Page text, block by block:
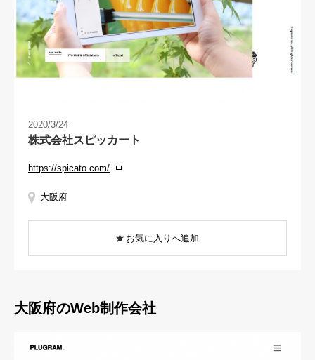
2020/3/24
株式会社スピッカート
https://spicato.com/
大阪府
お気に入りへ追加
大阪府のWeb制作会社